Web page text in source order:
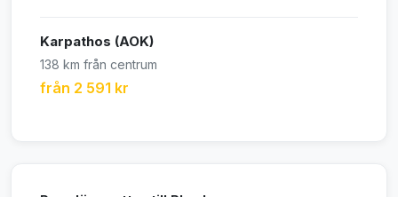
Karpathos (AOK)
138 km från centrum
från 2 591 kr